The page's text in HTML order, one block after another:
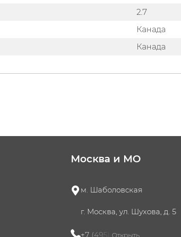
2.7
Канада
Канада
Москва и МО
м. Шаболовская
г. Москва, ул. Шухова, д. 5
+7 (495) 721-60-15
Открыть